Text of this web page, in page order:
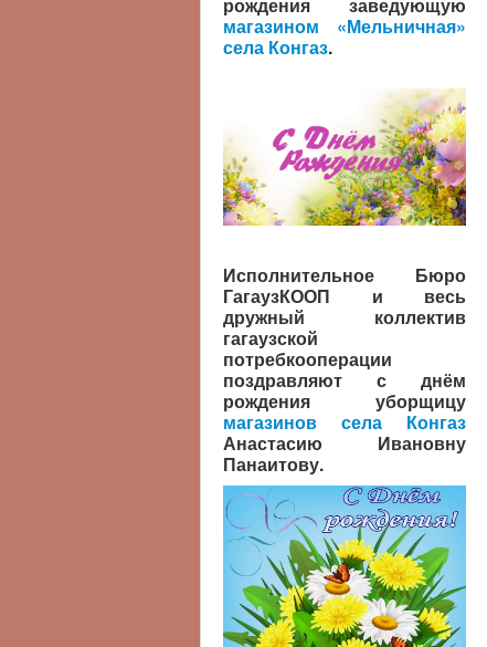
рождения заведующую
магазином «Мельничная»
села Конгаз.
Исполнительное Бюро
ГагаузКООП и весь
дружный коллектив
гагаузской
потребкооперации
поздравляют с днём
рождения уборщицу
магазинов села Конгаз
Анастасию Ивановну
Панаитову.